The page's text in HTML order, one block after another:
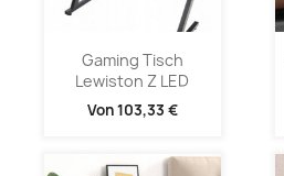
Gaming Tisch
Lewiston Z LED
Von103,33 €